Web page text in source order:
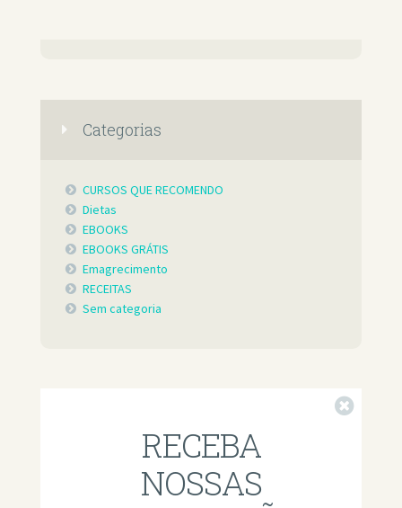
Categorias
CURSOS QUE RECOMENDO
Dietas
EBOOKS
EBOOKS GRÁTIS
Emagrecimento
RECEITAS
Sem categoria
RECEBA
NOSSAS